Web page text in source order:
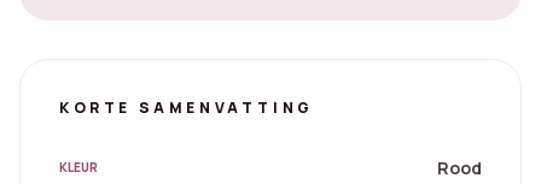
KORTE SAMENVATTING
KLEUR Rood